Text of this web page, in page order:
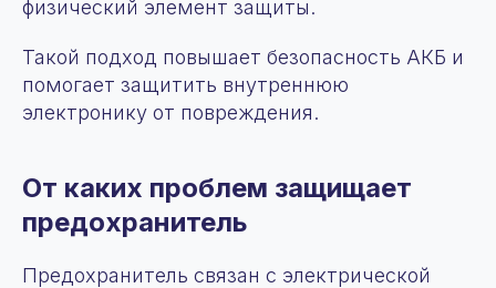
физический элемент защиты.
Такой подход повышает безопасность АКБ и
помогает защитить внутреннюю
электронику от повреждения.
От каких проблем защищает
предохранитель
Предохранитель связан с электрической